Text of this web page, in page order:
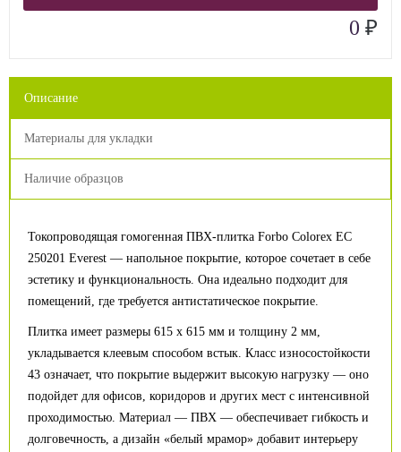
0 ₽
Описание
Материалы для укладки
Наличие образцов
Токопроводящая гомогенная ПВХ-плитка Forbo Colorex EC
250201 Everest — напольное покрытие, которое сочетает в себе
эстетику и функциональность. Она идеально подходит для
помещений, где требуется антистатическое покрытие.
Плитка имеет размеры 615 х 615 мм и толщину 2 мм,
укладывается клеевым способом встык. Класс износостойкости
43 означает, что покрытие выдержит высокую нагрузку — оно
подойдет для офисов, коридоров и других мест с интенсивной
проходимостью. Материал — ПВХ — обеспечивает гибкость и
долговечность, а дизайн «белый мрамор» добавит интерьеру